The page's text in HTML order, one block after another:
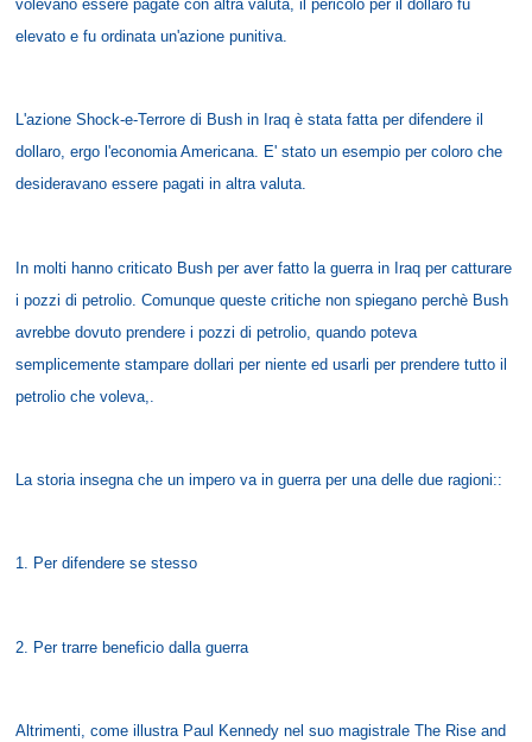
volevano essere pagate con altra valuta, il pericolo per il dollaro fu
elevato e fu ordinata un'azione punitiva.
L'azione Shock-e-Terrore di Bush in Iraq è stata fatta per difendere il
dollaro, ergo l'economia Americana. E' stato un esempio per coloro che
desideravano essere pagati in altra valuta.
In molti hanno criticato Bush per aver fatto la guerra in Iraq per catturare
i pozzi di petrolio. Comunque queste critiche non spiegano perchè Bush
avrebbe dovuto prendere i pozzi di petrolio, quando poteva
semplicemente stampare dollari per niente ed usarli per prendere tutto il
petrolio che voleva,.
La storia insegna che un impero va in guerra per una delle due ragioni::
1. Per difendere se stesso
2. Per trarre beneficio dalla guerra
Altrimenti, come illustra Paul Kennedy nel suo magistrale The Rise and